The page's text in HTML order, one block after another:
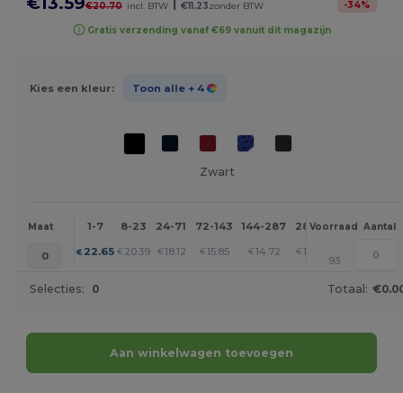
€20.70 incl. BTW €11.23zonder BTW -34%
Gratis verzending vanaf €69 vanuit dit magazijn
Kies een kleur: Toon alle + 4
Zwart
Maat 1-7 8-23 24-71 72-143 144-287 288 + Meer
Voorraad Aantal
0 €22.65 € 20.39 €18.12 €15.85 €14.72 € 13.59
93
Selecties: 0 Totaal:
Aan winkelwagen toevoegen